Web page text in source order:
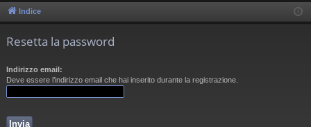
u riv
Indice
Resetta la password
Indirizzo email:
Deve essere l’indirizzo email che hai inserito durante la registrazione.